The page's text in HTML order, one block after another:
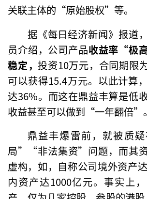
关联主体的“原始股权”等。
据《每日经济新闻》报道
员介绍，公司产品收益率“极
稳定，投资10万元，合同期限
可以获得15.4万元。以此计算
达36%。而这在鼎益丰算是低
收益甚至可以做到“一年翻倍”。
鼎益丰爆雷前，就被质
局”“非法集资”问题，而其
虚构，如，自称公司境外资产
内资产达1000亿元。事实上